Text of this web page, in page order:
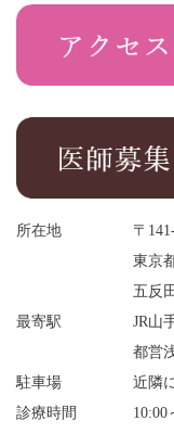
所在地
〒
東京
五反
最寄駅
JR山
都営
駐車場
近隣
診療時間
10:00